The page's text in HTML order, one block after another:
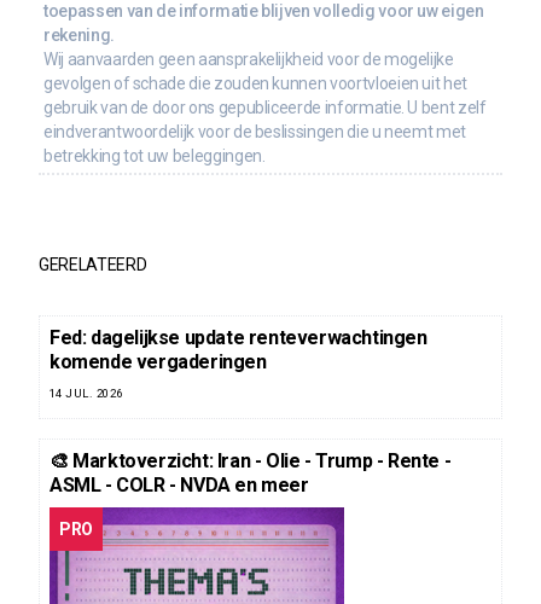
toepassen van de informatie blijven volledig voor uw eigen
rekening.
Wij aanvaarden geen aansprakelijkheid voor de mogelijke
gevolgen of schade die zouden kunnen voortvloeien uit het
gebruik van de door ons gepubliceerde informatie. U bent zelf
eindverantwoordelijk voor de beslissingen die u neemt met
betrekking tot uw beleggingen.
GERELATEERD
Fed: dagelijkse update renteverwachtingen
komende vergaderingen
14 JUL. 2026
🎨 Marktoverzicht: Iran - Olie - Trump - Rente -
ASML - COLR - NVDA en meer
PRO